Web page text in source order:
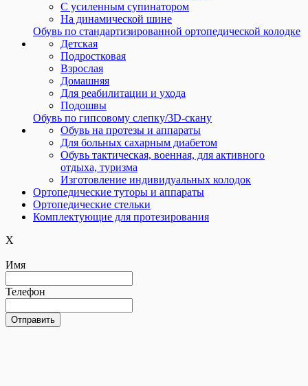
С усиленным супинатором
На динамической шине
Обувь по стандартизированной ортопедической колодке
Детская
Подростковая
Взрослая
Домашняя
Для реабилитации и ухода
Подошвы
Обувь по гипсовому слепку/3D-скану
Обувь на протезы и аппараты
Для больных сахарным диабетом
Обувь тактическая, военная, для активного
отдыха, туризма
Изготовление индивидуальных колодок
Ортопедические туторы и аппараты
Ортопедические cтельки
Комплектующие для протезирования
X
Имя
Телефон